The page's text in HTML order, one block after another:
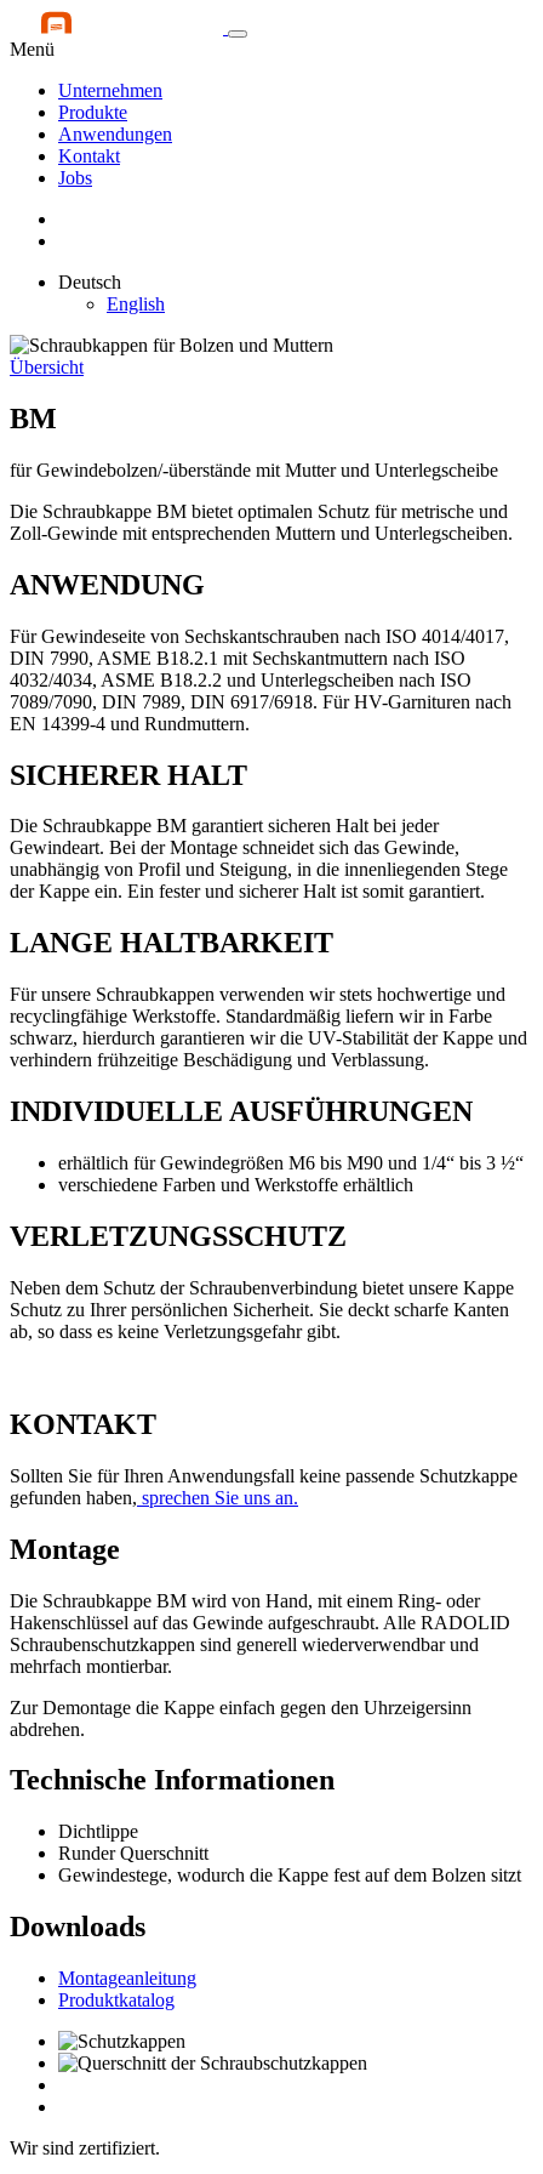
Menü
Unternehmen
Produkte
Anwendungen
Kontakt
Jobs
Deutsch
English
Übersicht
BM
für Gewindebolzen/-überstände mit Mutter und Unterlegscheibe
Die Schraubkappe BM bietet optimalen Schutz für metrische und
Zoll-Gewinde mit entsprechenden Muttern und Unterlegscheiben.
ANWENDUNG
Für Gewindeseite von Sechskantschrauben nach ISO 4014/4017,
DIN 7990, ASME B18.2.1 mit Sechskantmuttern nach ISO
4032/4034, ASME B18.2.2 und Unterlegscheiben nach ISO
7089/7090, DIN 7989, DIN 6917/6918. Für HV-Garnituren nach
EN 14399-4 und Rundmuttern.
SICHERER HALT
Die Schraubkappe BM garantiert sicheren Halt bei jeder
Gewindeart. Bei der Montage schneidet sich das Gewinde,
unabhängig von Profil und Steigung, in die innenliegenden Stege
der Kappe ein. Ein fester und sicherer Halt ist somit garantiert.
LANGE HALTBARKEIT
Für unsere Schraubkappen verwenden wir stets hochwertige und
recyclingfähige Werkstoffe. Standardmäßig liefern wir in Farbe
schwarz, hierdurch garantieren wir die UV-Stabilität der Kappe und
verhindern frühzeitige Beschädigung und Verblassung.
INDIVIDUELLE AUSFÜHRUNGEN
erhältlich für Gewindegrößen M6 bis M90 und 1/4“ bis 3 ½“
verschiedene Farben und Werkstoffe erhältlich
VERLETZUNGSSCHUTZ
Neben dem Schutz der Schraubenverbindung bietet unsere Kappe
Schutz zu Ihrer persönlichen Sicherheit. Sie deckt scharfe Kanten
ab, so dass es keine Verletzungsgefahr gibt.
KONTAKT
Sollten Sie für Ihren Anwendungsfall keine passende Schutzkappe
gefunden haben, sprechen Sie uns an.
Montage
Die Schraubkappe BM wird von Hand, mit einem Ring- oder
Hakenschlüssel auf das Gewinde aufgeschraubt. Alle RADOLID
Schraubenschutzkappen sind generell wiederverwendbar und
mehrfach montierbar.
Zur Demontage die Kappe einfach gegen den Uhrzeigersinn
abdrehen.
Technische Informationen
Dichtlippe
Runder Querschnitt
Gewindestege, wodurch die Kappe fest auf dem Bolzen sitzt
Downloads
Montageanleitung
Produktkatalog
Wir sind zertifiziert.